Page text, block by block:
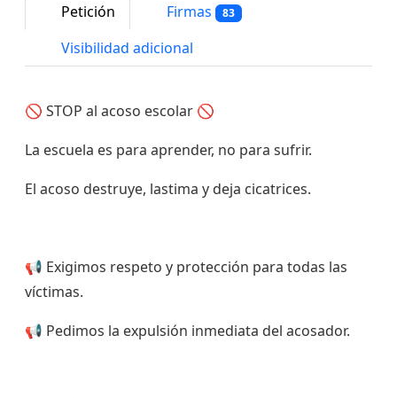
Petición Firmas 83
Visibilidad adicional
🚫 STOP al acoso escolar 🚫
La escuela es para aprender, no para sufrir.
El acoso destruye, lastima y deja cicatrices.
📢 Exigimos respeto y protección para todas las
víctimas.
📢 Pedimos la expulsión inmediata del acosador.